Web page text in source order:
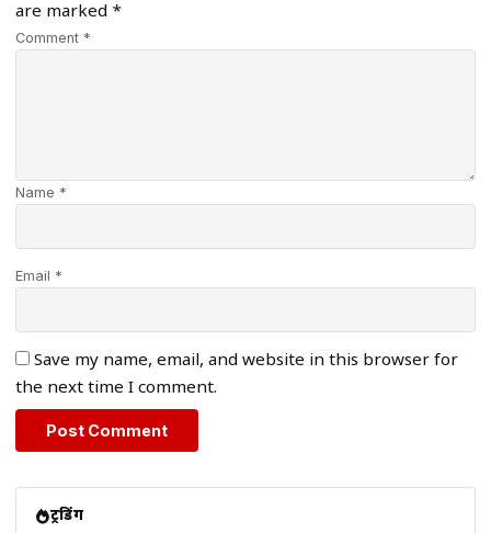
are marked *
Comment *
Name *
Email *
Save my name, email, and website in this browser for
the next time I comment.
ट्रेंडिंग